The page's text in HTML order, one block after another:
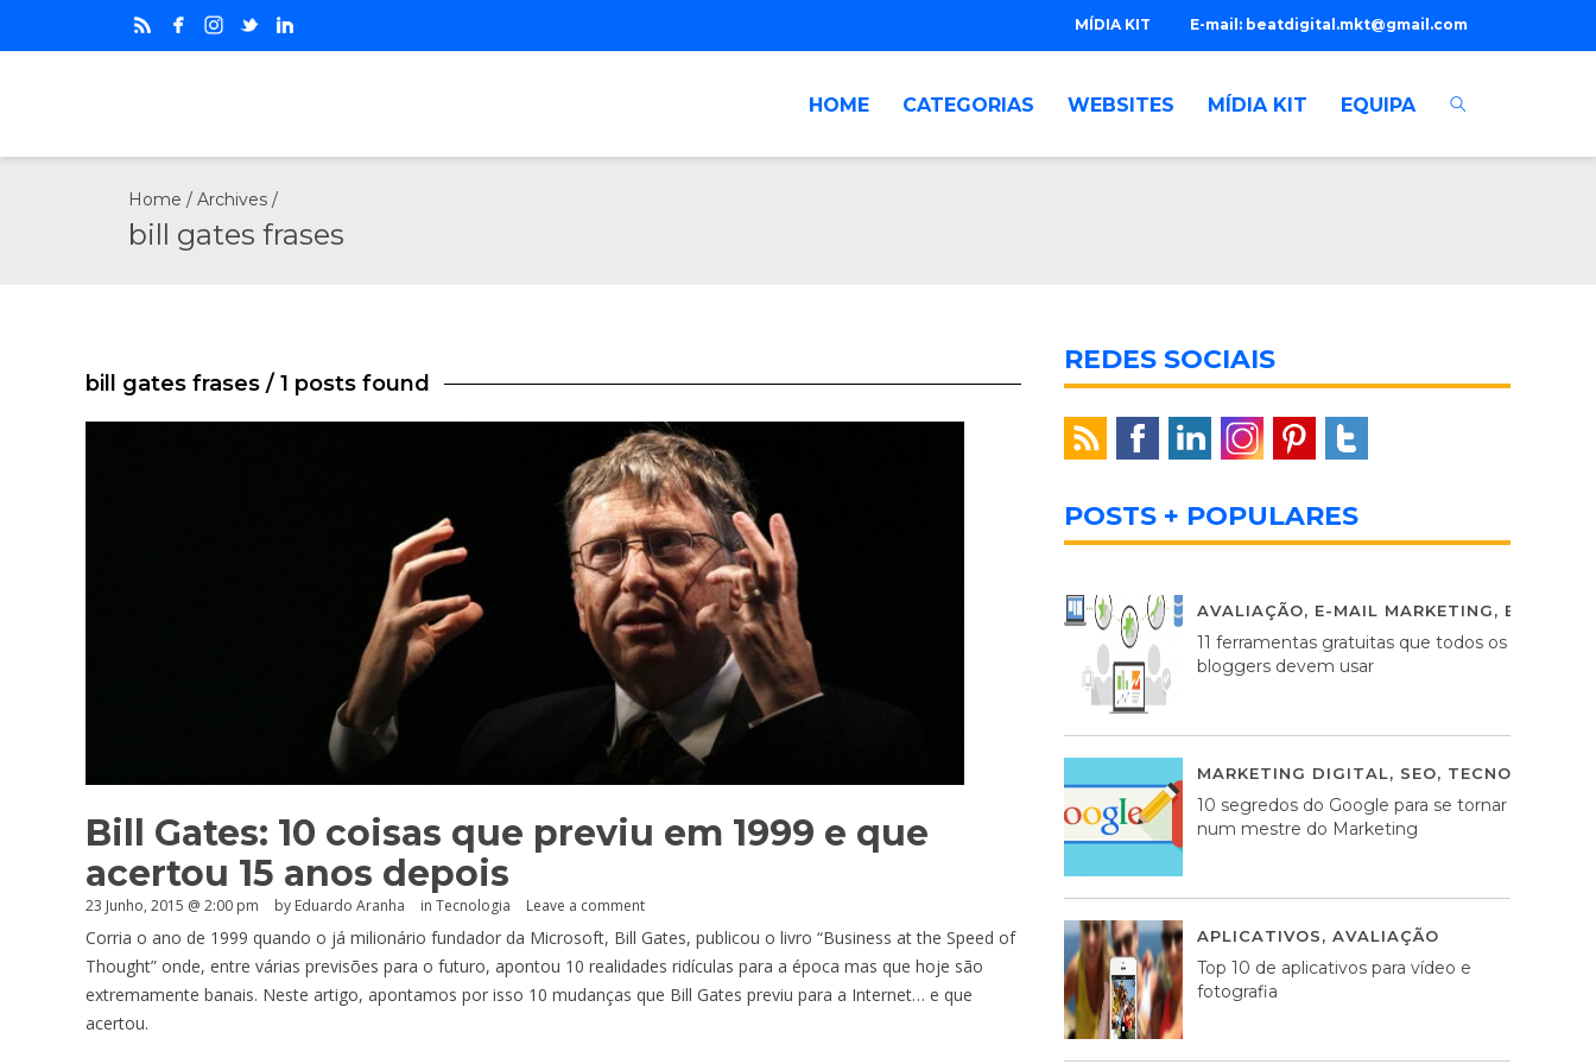
E-mail: beatdigital.mkt@gmail.com
MÍDIA KIT
HOME CATEGORIAS WEBSITES MÍDIA KIT EQUIPA
Home / Archives /
bill gates frases
bill gates frases / 1 posts found
Bill Gates: 10 coisas que previu em 1999 e que
acertou 15 anos depois
23 Junho, 2015 @ 2:00 pm by Eduardo Aranha in Tecnologia Leave a comment
Corria o ano de 1999 quando o já milionário fundador da Microsoft, Bill Gates, publicou o livro “Business at the Speed of
Thought” onde, entre várias previsões para o futuro, apontou 10 realidades ridículas para a época mas que hoje são
extremamente banais. Neste artigo, apontamos por isso 10 mudanças que Bill Gates previu para a Internet… e que
acertou.
REDES SOCIAIS
POSTS + POPULARES
AVALIAÇÃO, E-MAIL MARKETING,
11 ferramentas gratuitas que todos os
bloggers devem usar
MARKETING DIGITAL, SEO, TECNOLOGIA
10 segredos do Google para se tornar
num mestre do Marketing
APLICATIVOS, AVALIAÇÃO
Top 10 de aplicativos para vídeo e
fotografia